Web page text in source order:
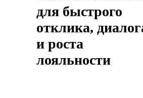
для быстрого
отклика,
и роста
лояльности